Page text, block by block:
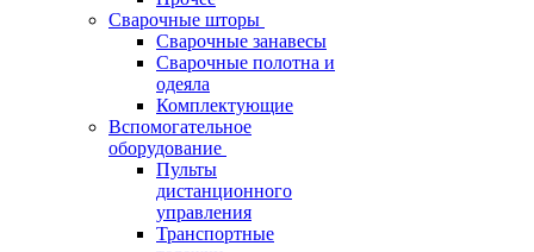
Сварочные шторы
Сварочные занавесы
Сварочные полотна и
одеяла
Комплектующие
Вспомогательное
оборудование
Пульты
дистанционного
управления
Транспортные